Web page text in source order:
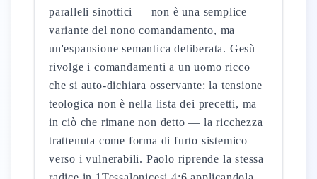
paralleli sinottici — non è una semplice
variante del nono comandamento, ma
un'espansione semantica deliberata. Gesù
rivolge i comandamenti a un uomo ricco
che si auto-dichiara osservante: la tensione
teologica non è nella lista dei precetti, ma
in ciò che rimane non detto — la ricchezza
trattenuta come forma di furto sistemico
verso i vulnerabili. Paolo riprende la stessa